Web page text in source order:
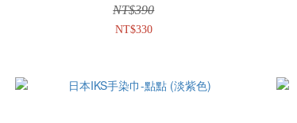
NT$390
NT$330